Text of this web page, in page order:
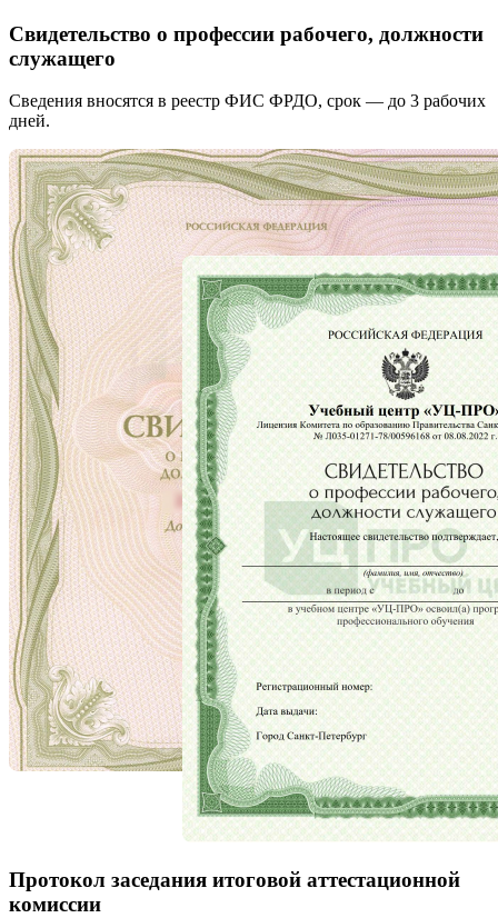
Свидетельство о профессии рабочего, должности
служащего
Сведения вносятся в реестр ФИС ФРДО, срок — до 3 рабочих
дней.
Протокол заседания итоговой аттестационной
комиссии